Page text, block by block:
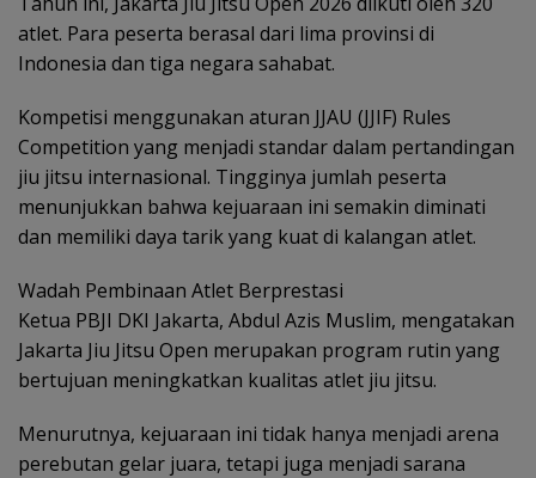
atlet. Para peserta berasal dari lima provinsi di
Indonesia dan tiga negara sahabat.
Kompetisi menggunakan aturan JJAU (JJIF) Rules
Competition yang menjadi standar dalam pertandingan
jiu jitsu internasional. Tingginya jumlah peserta
menunjukkan bahwa kejuaraan ini semakin diminati
dan memiliki daya tarik yang kuat di kalangan atlet.
Wadah Pembinaan Atlet Berprestasi
Ketua PBJI DKI Jakarta, Abdul Azis Muslim, mengatakan
Jakarta Jiu Jitsu Open merupakan program rutin yang
bertujuan meningkatkan kualitas atlet jiu jitsu.
Menurutnya, kejuaraan ini tidak hanya menjadi arena
perebutan gelar juara, tetapi juga menjadi sarana